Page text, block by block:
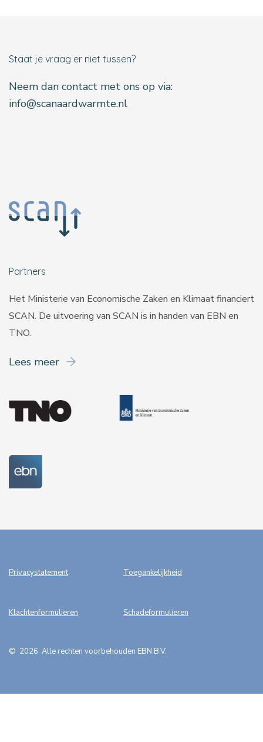
Staat je vraag er niet tussen?
Neem dan contact met ons op via:
info@scanaardwarmte.nl
Partners
Het Ministerie van Economische Zaken en Klimaat financiert
SCAN. De uitvoering van SCAN is in handen van EBN en
TNO.
Lees meer
© 2026 Alle rechten voorbehouden EBN B.V.
Privacystatement Toegankelijkheid
Klachtenformulieren Schadeformulieren